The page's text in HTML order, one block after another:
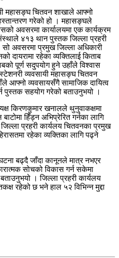
महासङ्घ चितवन शाखाले आफ्नो
गरेको हो । महासङ्घले
अवसरमा कार्यालयमा एक कार्यक्रम
४१३ थान पुस्तक जिल्ला प्रहरी
अवसरमा प्रमुख जिल्ला अधिकारी
दायरामा रहेका व्यक्तिलाई किताब
पूर्ण सदुपयोग हुने उहाँले विश्वास
व्यवसायी महासङ्घ चितवन
आफ्नो व्यवसायसँगै सामाजिक दायित्व
पुस्तक सहयोग गरेको बताउनुभयो ।
किरणकुमार खनालले थुनुवाकक्षमा
हिँड्न अभिप्रेरित गर्नका लागि
प्रहरी कार्यलय चितवनका प्रमुख
रहेका व्यक्तिका लागि पढ्ने
बढ्दै जाँदा कानूनले मात्र नभएर
सोचको विकास गर्न सकेमा
। जिल्ला प्रहरी कार्यलय
रहेको छ भने हाल ५२ विभिन्न मुद्दा